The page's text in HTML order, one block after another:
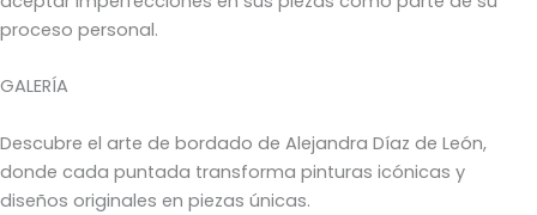
proceso personal.
GALERÍA
Descubre el arte de bordado de Alejandra Díaz de León,
donde cada puntada transforma pinturas icónicas y
diseños originales en piezas únicas.